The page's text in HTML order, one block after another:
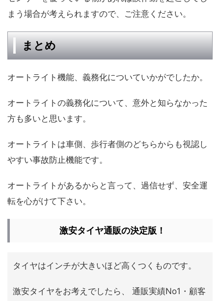
まう場合が考えられますので、ご注意ください。
まとめ
オートライト機能、義務化についていかがでしたか。
オートライトの義務化について、意外と知らなかった
方も多いと思います。
オートライトは車側、歩行者側のどちらからも視認し
やすい事故防止機能です。
オートライトがあるからと言って、過信せず、安全運
転を心がけて下さい。
激安タイヤ通販の決定版！
タイヤはインチが大きいほど高くつくものです。
激安タイヤをお考えでしたら、 通販実績No1・顧客